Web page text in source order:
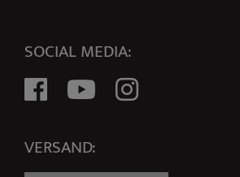
SOCIAL MEDIA:
VERSAND: